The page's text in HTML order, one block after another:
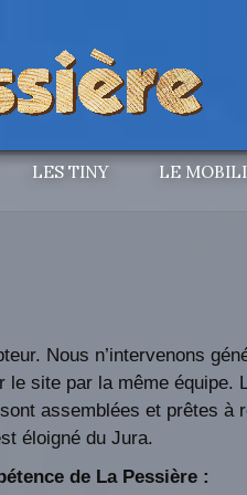
LES TINY LE
Nous n’intervenons
site par la même équipe.
assemblées et prêtes à
éloigné du Jura.
de La Pessière :